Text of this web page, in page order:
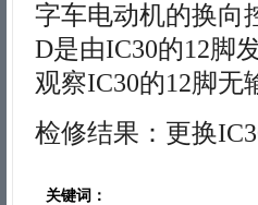
字车电动机的换向
D是由IC30的12脚
观察IC30的12脚无
检修结果：更换
关键词：